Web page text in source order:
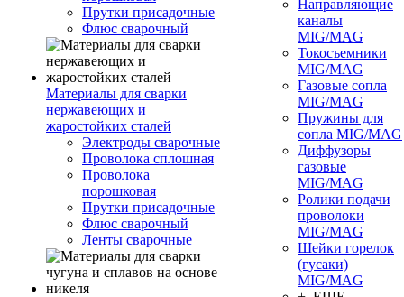
Прутки присадочные
Флюс сварочный
Материалы для сварки
нержавеющих и
жаростойких сталей
Электроды сварочные
Проволока сплошная
Проволока
порошковая
Прутки присадочные
Флюс сварочный
Ленты сварочные
Направляющие
каналы
MIG/MAG
Токосъемники
MIG/MAG
Газовые сопла
MIG/MAG
Пружины для
сопла MIG/MAG
Диффузоры
газовые
MIG/MAG
Ролики подачи
проволоки
MIG/MAG
Шейки горелок
(гусаки)
MIG/MAG